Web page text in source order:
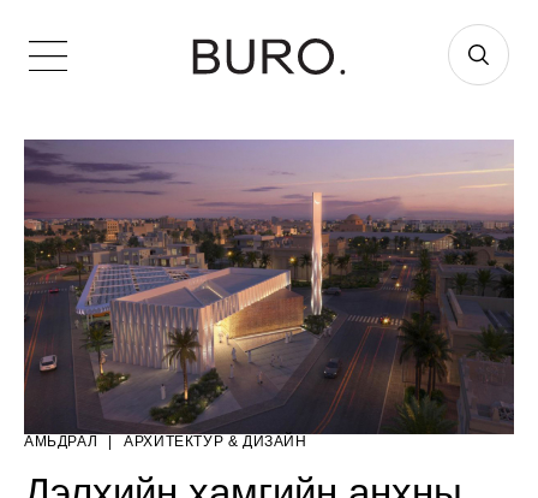
АМЬДРАЛ AРХИТЕКТУР & ДИЗАЙН